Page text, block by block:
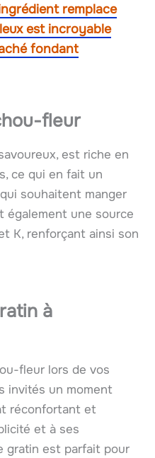
remplace
est incroyable
fondant
fleur
est riche en
ce qui en fait un
souhaitent manger
également une source
K, renforçant ainsi son
à
fleur lors de vos
invités un moment
réconfortant et
et à ses
gratin est parfait pour